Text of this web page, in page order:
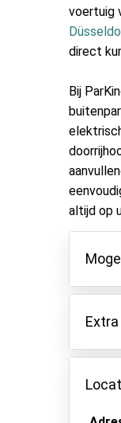
voertuig
direct
Bij
altijd op
Extra
Ram